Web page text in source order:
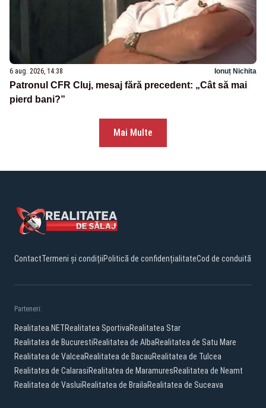
6 aug. 2026, 14:38 Ionuț Nichita
Patronul CFR Cluj, mesaj fără precedent: „Cât să mai
pierd bani?”
Mai Multe
ContactTermeni și condițiiPolitică de confidențialitateCod de conduită
Parteneri:
Realitatea.NETRealitatea SportivaRealitatea Star
Realitatea de BucurestiRealitatea de AlbaRealitatea de Satu Mare
Realitatea de ValceaRealitatea de BacauRealitatea de Tulcea
Realitatea de CalarasiRealitatea de MaramuresRealitatea de Neamt
Realitatea de VasluiRealitatea de BrailaRealitatea de Suceava